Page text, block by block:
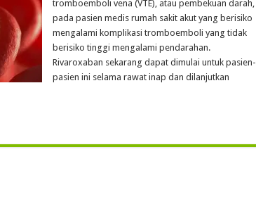
tromboemboli vena (VTE), atau pembekuan darah,
pada pasien medis rumah sakit akut yang berisiko
mengalami komplikasi tromboemboli yang tidak
berisiko tinggi mengalami pendarahan.
Rivaroxaban sekarang dapat dimulai untuk pasien-
pasien ini selama rawat inap dan dilanjutkan